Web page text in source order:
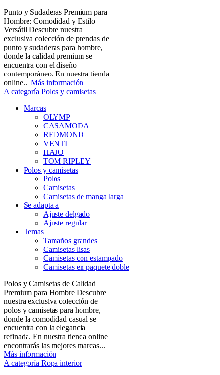
Punto y Sudaderas Premium para
Hombre: Comodidad y Estilo
Versátil Descubre nuestra
exclusiva colección de prendas de
punto y sudaderas para hombre,
donde la calidad premium se
encuentra con el diseño
contemporáneo. En nuestra tienda
online... Más información
A categoría Polos y camisetas
Marcas
OLYMP
CASAMODA
REDMOND
VENTI
HAJO
TOM RIPLEY
Polos y camisetas
Polos
Camisetas
Camisetas de manga larga
Se adapta a
Ajuste delgado
Ajuste regular
Temas
Tamaños grandes
Camisetas lisas
Camisetas con estampado
Camisetas en paquete doble
Polos y Camisetas de Calidad
Premium para Hombre Descubre
nuestra exclusiva colección de
polos y camisetas para hombre,
donde la comodidad casual se
encuentra con la elegancia
refinada. En nuestra tienda online
encontrarás las mejores marcas...
Más información
A categoría Ropa interior